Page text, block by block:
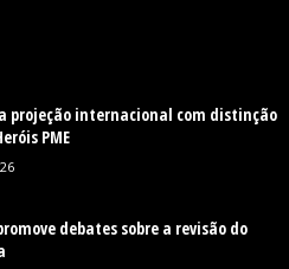
projeção internacional com distinção
PME
debates sobre a revisão do